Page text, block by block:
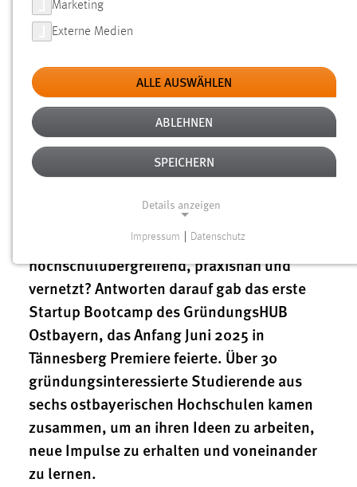
INNOVATION, AUSTAUSCH UND
TEAMGEIST ZUM
GRÜNDUNGSERFOLG
Erstes Bootcamp des GründungsHUB
Ostbayern bringt Gründungsteams aus
ganz Ostbayern zusammen
Wie lässt sich Gründungskultur in
Ostbayern stärken –
hochschulübergreifend, praxisnah und
vernetzt? Antworten darauf gab das erste
Startup Bootcamp des GründungsHUB
Ostbayern, das Anfang Juni 2025 in
Tännesberg Premiere feierte. Über 30
gründungsinteressierte Studierende aus
sechs ostbayerischen Hochschulen kamen
zusammen, um an ihren Ideen zu arbeiten,
neue Impulse zu erhalten und voneinander
zu lernen.
Marketing
Externe Medien
ALLE AUSWÄHLEN
ABLEHNEN
SPEICHERN
Details anzeigen
Notwendige Cookies ermöglichen grundlegende
Funktionen und sind für die einwandfreie Funktion der
Website erforderlich.
Einverständnis
Name:
cookie_consent
Zweck:
Dieser Cookie speichert die ausgewählten Einverständnis-
Impressum Datenschutz